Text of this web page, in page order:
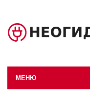
МЕНЮ